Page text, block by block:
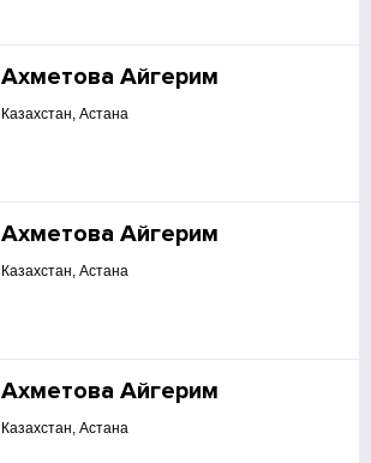
Ахметова Айгерим
Казахстан, Астана
Ахметова Айгерим
Казахстан, Астана
Ахметова Айгерим
Казахстан, Астана